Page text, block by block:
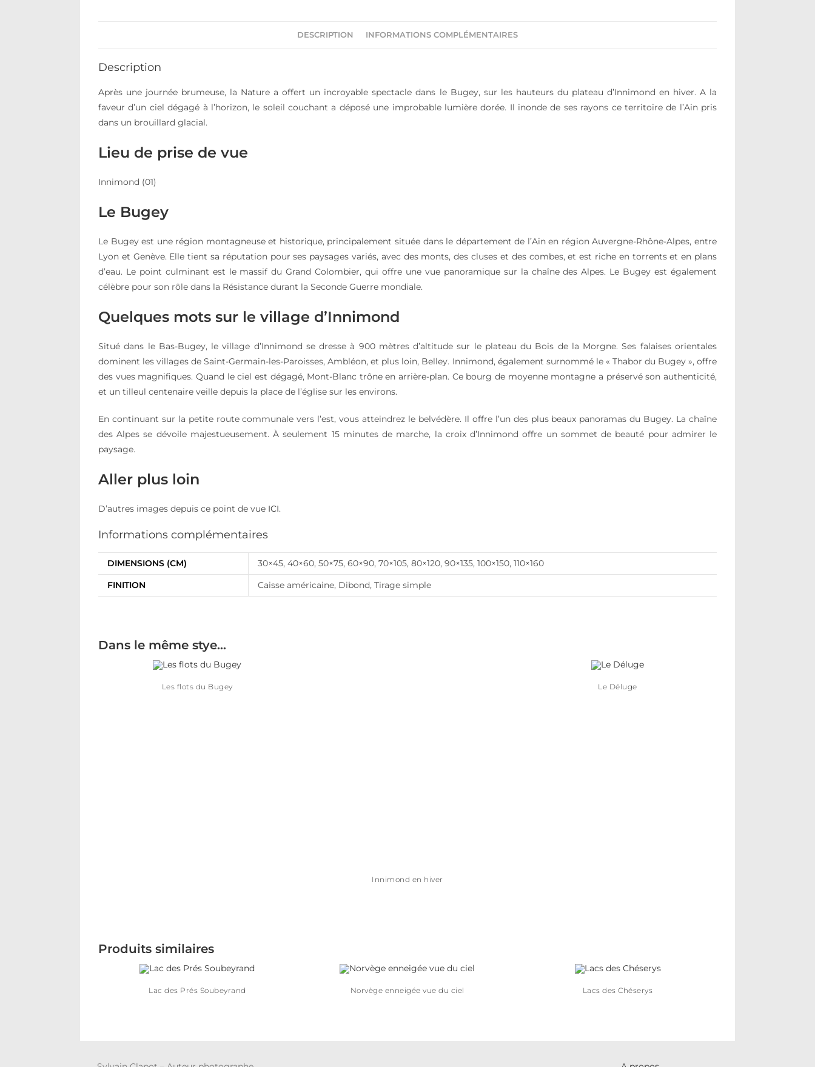
DESCRIPTION INFORMATIONS COMPLÉMENTAIRES
Description
Après une journée brumeuse, la Nature a offert un incroyable spectacle dans le Bugey, sur les hauteurs du plateau d’Innimond en hiver. A la
faveur d’un ciel dégagé à l’horizon, le soleil couchant a déposé une improbable lumière dorée. Il inonde de ses rayons ce territoire de l’Ain pris
dans un brouillard glacial.
Lieu de prise de vue
Innimond (01)
Le Bugey
Le Bugey est une région montagneuse et historique, principalement située dans le département de l’Ain en région Auvergne-Rhône-Alpes, entre
Lyon et Genève. Elle tient sa réputation pour ses paysages variés, avec des monts, des cluses et des combes, et est riche en torrents et en plans
d’eau. Le point culminant est le massif du Grand Colombier, qui offre une vue panoramique sur la chaîne des Alpes. Le Bugey est également
célèbre pour son rôle dans la Résistance durant la Seconde Guerre mondiale.
Quelques mots sur le village d’Innimond
Situé dans le Bas-Bugey, le village d’Innimond se dresse à 900 mètres d’altitude sur le plateau du Bois de la Morgne. Ses falaises orientales
dominent les villages de Saint-Germain-les-Paroisses, Ambléon, et plus loin, Belley. Innimond, également surnommé le « Thabor du Bugey », offre
des vues magnifiques. Quand le ciel est dégagé, Mont-Blanc trône en arrière-plan. Ce bourg de moyenne montagne a préservé son authenticité,
et un tilleul centenaire veille depuis la place de l’église sur les environs.
En continuant sur la petite route communale vers l’est, vous atteindrez le belvédère. Il offre l’un des plus beaux panoramas du Bugey. La chaîne
des Alpes se dévoile majestueusement. À seulement 15 minutes de marche, la croix d’Innimond offre un sommet de beauté pour admirer le
paysage.
Aller plus loin
D’autres images depuis ce point de vue ICI.
Informations complémentaires
DIMENSIONS (CM)
30×45, 40×60, 50×75, 60×90, 70×105, 80×120, 90×135, 100×150, 110×160
FINITION
Caisse américaine, Dibond, Tirage simple
Dans le même stye…
Les flots du Bugey
Innimond en hiver
Le Déluge
Produits similaires
Lac des Prés Soubeyrand Norvège enneigée vue du ciel Lacs des Chéserys